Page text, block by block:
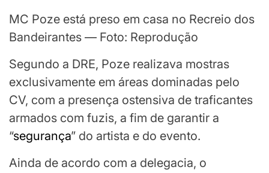
MC Poze está preso em casa no Recreio dos
Bandeirantes — Foto: Reprodução
Segundo a DRE, Poze realizava mostras
exclusivamente em áreas dominadas pelo
CV, com a presença ostensiva de traficantes
armados com fuzis, a fim de garantir a
“segurança” do artista e do evento.
Ainda de acordo com a delegacia, o